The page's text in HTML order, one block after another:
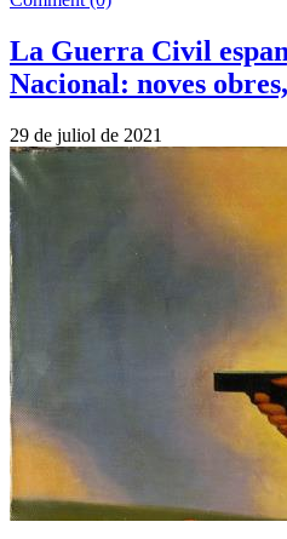
La Guerra Civil
Nacional: noves
29 de juliol de 2021